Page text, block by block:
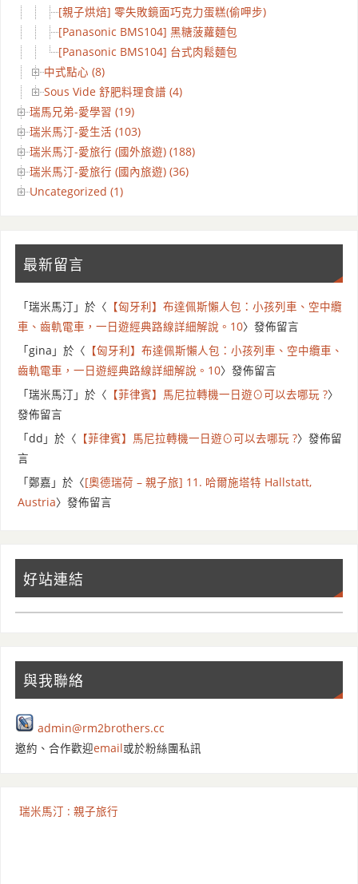
[親子烘焙] 零失敗鏡面巧克力蛋糕(偷呷步)
[Panasonic BMS104] 黑糖菠蘿麵包
[Panasonic BMS104] 台式肉鬆麵包
中式點心 (8)
Sous Vide 舒肥料理食譜 (4)
瑞馬兄弟-愛學習 (19)
瑞米馬汀-愛生活 (103)
瑞米馬汀-愛旅行 (國外旅遊) (188)
瑞米馬汀-愛旅行 (國內旅遊) (36)
Uncategorized (1)
最新留言
「瑞米馬汀 」於〈 【匈牙利】布達佩斯懶人包：小孩列車、空中纜
車、齒軌電車，一日遊經典路線詳細解說。10〉發佈留言
「gina 」於〈 【匈牙利】布達佩斯懶人包：小孩列車、空中纜車、
齒軌電車，一日遊經典路線詳細解說。10〉發佈留言
「瑞米馬汀 」於〈 【菲律賓】馬尼拉轉機一日遊⊙可以去哪玩 ?〉
發佈留言
「dd 」於〈 【菲律賓】馬尼拉轉機一日遊⊙可以去哪玩 ?〉發佈留
言
「鄭嘉 」於〈[奧德瑞荷 – 親子旅] 11. 哈爾施塔特 Hallstatt,
Austria〉發佈留言
好站連結
與我聯絡
admin@rm2brothers.cc
邀約、合作歡迎email或於粉絲團私訊
瑞米馬汀 : 親子旅行